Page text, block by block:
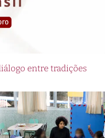
entre tradições